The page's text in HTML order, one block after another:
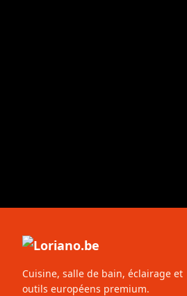
Cuisine, salle de bain, éclairage et
outils européens premium.